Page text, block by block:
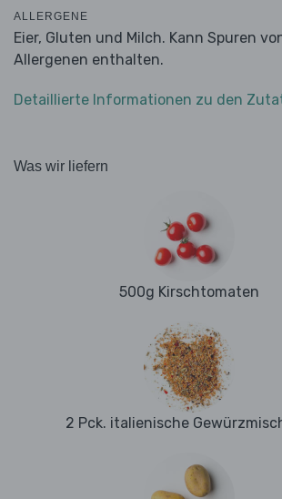
ALLERGENE
Eier, Gluten und Milch. Kann Spuren
Allergenen enthalten.
Detaillierte Informationen zu den
Was wir liefern
500g Kirschtomaten
2 Pck. italienische